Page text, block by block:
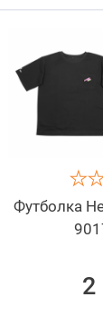
Футболка
2